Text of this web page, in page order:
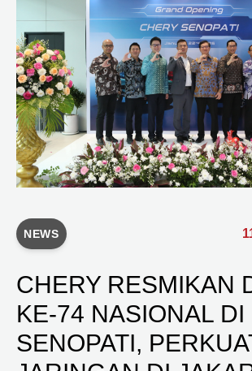
NEWS
CHERY RESMIKAN
KE-74 NASIONAL DI
SENOPATI,